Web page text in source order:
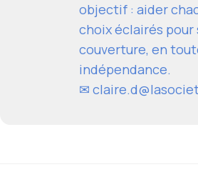
objectif : aider
choix éclairés pour
couverture, en
indépendance.
✉